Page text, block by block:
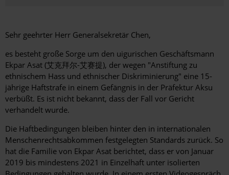
Sehr geehrter Herr Generalsekretär Chen,
es besteht große Sorge um den uigurischen Geschäftsmann
Ekpar Asat (艾克拜尔-艾赛提), der wegen "Anstiftung zu
ethnischem Hass und ethnischer Diskriminierung" eine 15-
jährige Haftstrafe in einem Gefängnis in der Präfektur Aksu
verbüßt. Es ist nicht bekannt, dass der Fall vor Gericht
verhandelt wurde.
Die Haftbedingungen bleiben hinter den in internationalen
Menschenrechtsabkommen festgelegten Standards zurück. So
hat die Familie von Ekpar Asat berichtet, dass er von Januar
2019 bis mindestens 2021 in Einzelhaft unter isolierten